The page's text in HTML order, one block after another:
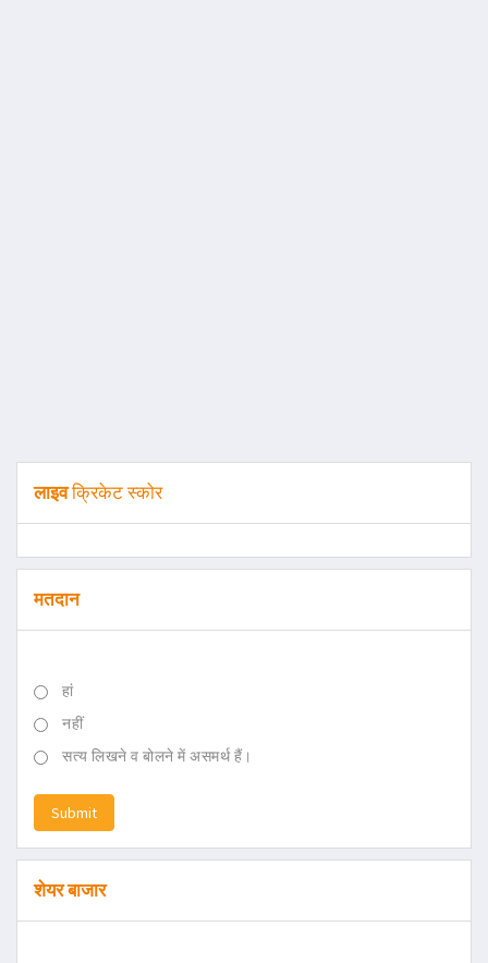
लाइवक्रिकेट स्कोर
मतदान
हां
नहीं
सत्य लिखने व बोलने में असमर्थ हैं।
Submit
शेयर बाजार